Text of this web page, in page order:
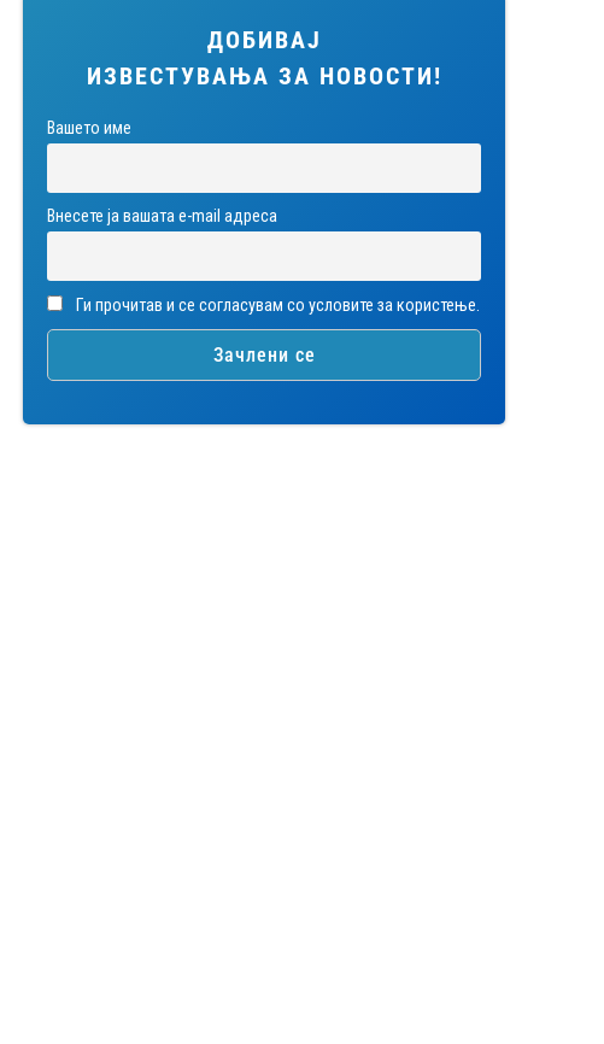
ДОБИВАЈ
ИЗВЕСТУВАЊА ЗА НОВОСТИ!
Вашето име
Внесете ја вашата е-mail адреса
Ги прочитав и се согласувам со условите за користење.